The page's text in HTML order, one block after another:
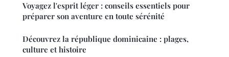
Voyagez l'esprit léger : conseils essentiels pour
préparer son aventure en toute sérénité
Découvrez la république dominicaine : plages,
culture et histoire